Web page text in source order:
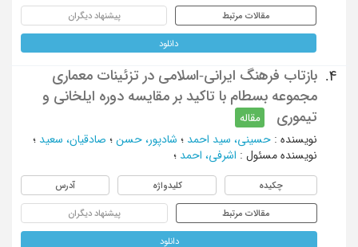
مقالات مرتبط پیشنهاد دیگران
دانلود
4.
بازتاب فرهنگ ایرانی-اسلامی در تزئینات معماری
مجموعه بسطام با تاکید بر مقایسه دوره ایلخانی و
تیموری
مقاله
نویسنده : حسینی، سید احمد ؛ شادپور، حسن ؛ صادقیان، سعید ؛
نویسنده مسئول : اشرفی، احمد ؛
چکیده کلیدواژه آدرس
مقالات مرتبط پیشنهاد دیگران
دانلود